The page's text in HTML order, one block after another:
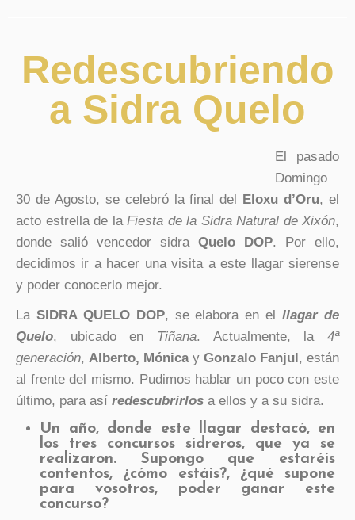
Redescubriendo
a Sidra Quelo
El pasado
Domingo
30 de Agosto, se celebró la final del
Eloxu d’Oru, el
acto estrella de la Fiesta de la Sidra Natural de Xixón,
donde salió vencedor sidra Quelo DOP. Por ello,
decidimos ir a hacer una visita a este llagar sierense
y poder conocerlo mejor.
La SIDRA QUELO DOP, se elabora en elllagar de
Quelo, ubicado en Tiñana. Actualmente, la 4ª
generación, Alberto, Mónica y Gonzalo Fanjul , están
al frente del mismo. Pudimos hablar un poco con este
último, para así redescubrirlos a ellos y a su sidra.
Un año, donde este llagar destacó, en
los tres concursos sidreros, que ya se
realizaron. Supongo que estaréis
contentos, ¿cómo estáis?, ¿qué supone
para vosotros, poder ganar este
concurso?